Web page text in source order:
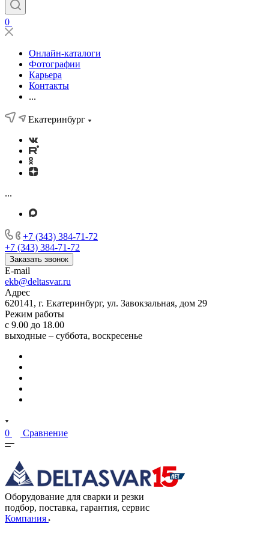
0
Онлайн-каталоги
Фотографии
Карьера
Контакты
...
Екатеринбург
...
+7 (343) 384-71-72
+7 (343) 384-71-72
Заказать звонок
E-mail
ekb@deltasvar.ru
Адрес
620141, г. Екатеринбург, ул. Завокзальная, дом 29
Режим работы
с 9.00 до 18.00
выходные – суббота, воскресенье
0 Сравнение
Оборудование для сварки и резки
подбор, поставка, гарантия, сервис
Компания